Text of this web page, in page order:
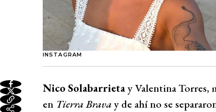
INSTAGRAM
Nico Solabarrietay Valentina Torres,
en Tierra Brava y de ahí no se